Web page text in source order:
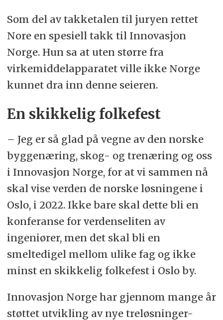
Som del av takketalen til juryen rettet
Nore en spesiell takk til Innovasjon
Norge. Hun sa at uten større fra
virkemiddelapparatet ville ikke Norge
kunnet dra inn denne seieren.
En skikkelig folkefest
– Jeg er så glad på vegne av den norske
byggenæring, skog- og trenæring og oss
i Innovasjon Norge, for at vi sammen nå
skal vise verden de norske løsningene i
Oslo, i 2022. Ikke bare skal dette bli en
konferanse for verdenseliten av
ingeniører, men det skal bli en
smeltedigel mellom ulike fag og ikke
minst en skikkelig folkefest i Oslo by.
Innovasjon Norge har gjennom mange år
støttet utvikling av nye treløsninger-